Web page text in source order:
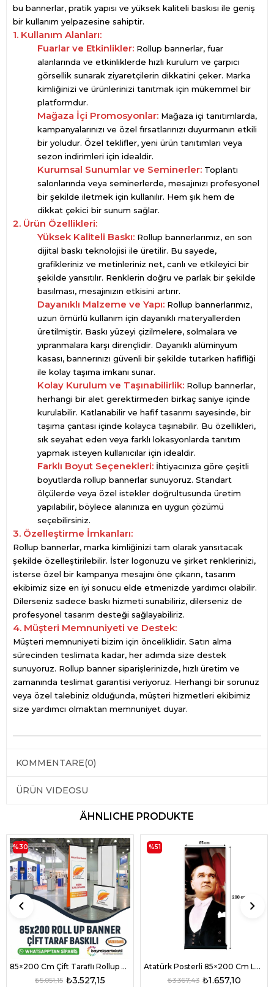
bu bannerlar, pratik yapısı ve yüksek kaliteli baskısı ile geniş
bir kullanım yelpazesine sahiptir.
1. Kullanım Alanları:
Fuarlar ve Etkinlikler: Rollup bannerlar, fuar
alanlarında ve etkinliklerde hızlı kurulum ve çarpıcı
görsellik sunarak ziyaretçilerin dikkatini çeker. Marka
kimliğinizi ve ürünlerinizi tanıtmak için mükemmel bir
platformdur.
Mağaza İçi Promosyonlar: Mağaza içi tanıtımlarda,
kampanyalarınızı ve özel fırsatlarınızı duyurmanın etkili
bir yoludur. Özel teklifler, yeni ürün tanıtımları veya
sezon indirimleri için idealdir.
Kurumsal Sunumlar ve Seminerler: Toplantı
salonlarında veya seminerlerde, mesajınızı profesyonel
bir şekilde iletmek için kullanılır. Hem şık hem de
dikkat çekici bir sunum sağlar.
2. Ürün Özellikleri:
Yüksek Kaliteli Baskı: Rollup bannerlarımız, en son
dijital baskı teknolojisi ile üretilir. Bu sayede,
grafikleriniz ve metinleriniz net, canlı ve etkileyici bir
şekilde yansıtılır. Renklerin doğru ve parlak bir şekilde
basılması, mesajınızın etkisini artırır.
Dayanıklı Malzeme ve Yapı: Rollup bannerlarımız,
uzun ömürlü kullanım için dayanıklı materyallerden
üretilmiştir. Baskı yüzeyi çizilmelere, solmalara ve
yıpranmalara karşı dirençlidir. Dayanıklı alüminyum
kasası, bannerınızı güvenli bir şekilde tutarken hafifliği
ile kolay taşıma imkanı sunar.
Kolay Kurulum ve Taşınabilirlik: Rollup bannerlar,
herhangi bir alet gerektirmeden birkaç saniye içinde
kurulabilir. Katlanabilir ve hafif tasarımı sayesinde, bir
taşıma çantası içinde kolayca taşınabilir. Bu özellikleri,
sık seyahat eden veya farklı lokasyonlarda tanıtım
yapmak isteyen kullanıcılar için idealdir.
Farklı Boyut Seçenekleri: İhtiyacınıza göre çeşitli
boyutlarda rollup bannerlar sunuyoruz. Standart
ölçülerde veya özel istekler doğrultusunda üretim
yapılabilir, böylece alanınıza en uygun çözümü
seçebilirsiniz.
3. Özelleştirme İmkanları:
Rollup bannerlar, marka kimliğinizi tam olarak yansıtacak
şekilde özelleştirilebilir. İster logonuzu ve şirket renklerinizi,
isterse özel bir kampanya mesajını öne çıkarın, tasarım
ekibimiz size en iyi sonucu elde etmenizde yardımcı olabilir.
Dilerseniz sadece baskı hizmeti sunabiliriz, dilerseniz de
profesyonel tasarım desteği sağlayabiliriz.
4. Müşteri Memnuniyeti ve Destek:
Müşteri memnuniyeti bizim için önceliklidir. Satın alma
sürecinden teslimata kadar, her adımda size destek
sunuyoruz. Rollup banner siparişlerinizde, hızlı üretim ve
zamanında teslimat garantisi veriyoruz. Herhangi bir sorunuz
veya özel talebiniz olduğunda, müşteri hizmetleri ekibimiz
size yardımcı olmaktan memnuniyet duyar.
KOMMENTARE(0)
ÜRÜN VIDEOSU
ÄHNLICHE PRODUKTE
85×200 Cm Çift Taraflı Rollup Banner Pro Model
₺3.527,15
₺5.051,15
%30
Atatürk Posterli 85×200 Cm Lüx Rollup Banner
₺1.657,10
₺3.367,43
%51